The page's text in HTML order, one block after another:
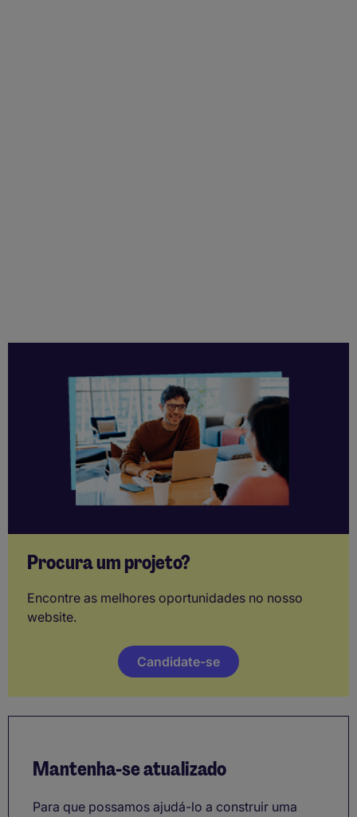
Procura um projeto?
Encontre as melhores oportunidades no nosso
website.
Candidate-se
Mantenha-se atualizado
Para que possamos ajudá-lo a construir uma